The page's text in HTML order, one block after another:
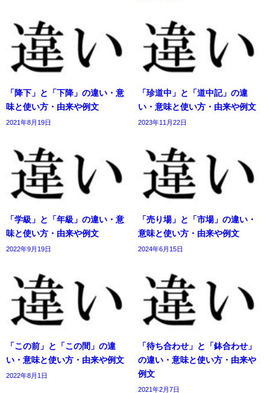
「降下」と「下降」の違い・意
味と使い方・由来や例文
2021年8月19日
「珍道中」と「道中記」の違
い・意味と使い方・由来や例文
2023年11月22日
「学級」と「年級」の違い・意
味と使い方・由来や例文
2022年9月19日
「売り場」と「市場」の違い・
意味と使い方・由来や例文
2024年6月15日
「この前」と「この間」の違
い・意味と使い方・由来や例文
2022年8月1日
「待ち合わせ」と「鉢合わせ」
の違い・意味と使い方・由来や
例文
2021年2月7日